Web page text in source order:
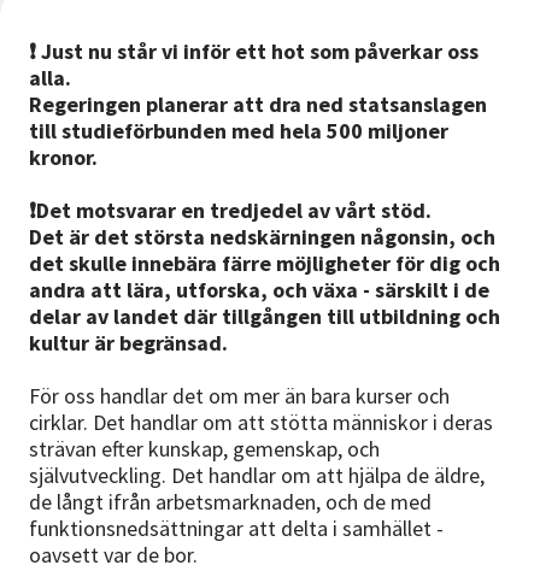
❗️ Just nu står vi inför ett hot som påverkar oss
alla.
Regeringen planerar att dra ned statsanslagen
till studieförbunden med hela 500 miljoner
kronor.
❗️Det motsvarar en tredjedel av vårt stöd.
Det är det största nedskärningen någonsin, och
det skulle innebära färre möjligheter för dig och
andra att lära, utforska, och växa - särskilt i de
delar av landet där tillgången till utbildning och
kultur är begränsad.
För oss handlar det om mer än bara kurser och
cirklar. Det handlar om att stötta människor i deras
strävan efter kunskap, gemenskap, och
självutveckling. Det handlar om att hjälpa de äldre,
de långt ifrån arbetsmarknaden, och de med
funktionsnedsättningar att delta i samhället -
oavsett var de bor.